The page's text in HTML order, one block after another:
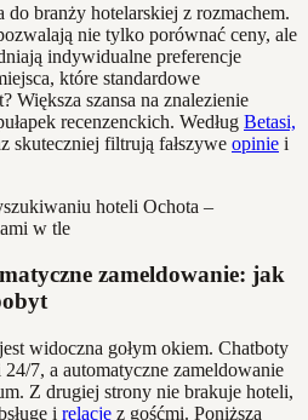
do branży hotelarskiej z rozmachem.
nie tylko porównać ceny, ale
indywidualne preferencje
które standardowe
szansa na znalezienie
recenzenckich. Według Betasi,
skuteczniej filtrują fałszywe opinie i
zameldowanie: jak
widoczna gołym okiem. Chatboty
7, a automatyczne zameldowanie
Z drugiej strony nie brakuje hoteli,
i relacje z gośćmi. Poniższa